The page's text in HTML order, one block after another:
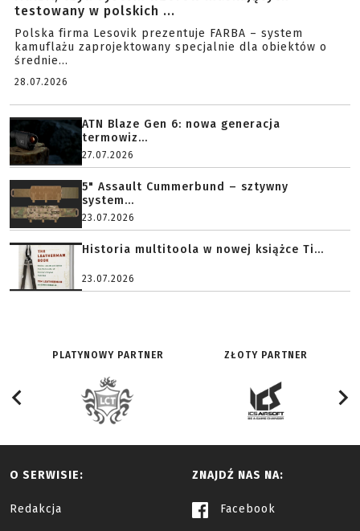
testowany w polskich ...
Polska firma Lesovik prezentuje FARBA – system
kamuflażu zaprojektowany specjalnie dla obiektów o
średnie...
28.07.2026
ATN Blaze Gen 6: nowa generacja
termowiz...
27.07.2026
5" Assault Cummerbund – sztywny
system...
23.07.2026
Historia multitoola w nowej książce Ti...
23.07.2026
PLATYNOWY PARTNER ZŁOTY PARTNER
O SERWISIE:
Redakcja
ZNAJDŹ NAS NA:
Facebook